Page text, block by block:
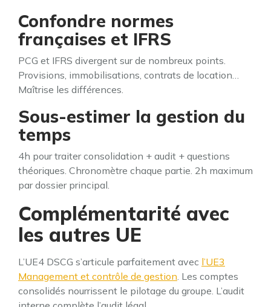
Confondre normes
françaises et IFRS
PCG et IFRS divergent sur de nombreux points.
Provisions, immobilisations, contrats de location…
Maîtrise les différences.
Sous-estimer la gestion du
temps
4h pour traiter consolidation + audit + questions
théoriques. Chronomètre chaque partie. 2h maximum
par dossier principal.
Complémentarité avec
les autres UE
L’UE4 DSCG s’articule parfaitement avec l’UE3
Management et contrôle de gestion. Les comptes
consolidés nourrissent le pilotage du groupe. L’audit